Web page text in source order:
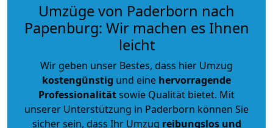
Umzüge von Paderborn nach
Papenburg: Wir machen es Ihnen
leicht
Wir geben unser Bestes, dass hier Umzug
kostengünstig und eine hervorragende
Professionalitätsowie Qualität bietet. Mit
unserer Unterstützung in Paderborn können Sie
sicher sein, dass Ihr Umzug reibungslos und